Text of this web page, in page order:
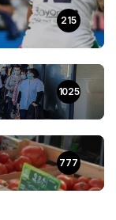
215
1025
777